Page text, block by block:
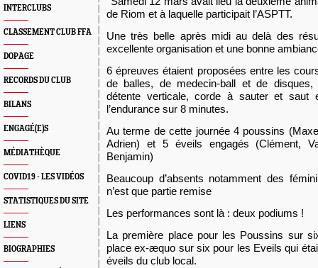
INTERCLUBS
CLASSEMENT CLUB FFA
DOPAGE
RECORDS DU CLUB
BILANS
ENGAGÉ(E)S
MÉDIATHÈQUE
COVID19 - LES VIDÉOS
STATISTIQUES DU SITE
LIENS
BIOGRAPHIES
de Riom et à laquelle participait l’ASPTT.
Une très belle après midi au delà des
excellente organisation et une bonne
6 épreuves étaient proposées entre les
de balles, de medecin-ball et de
détente verticale, corde à sauter et
l’endurance sur 8 minutes.
Au terme de cette journée 4 poussins
Adrien) et 5 éveils engagés (Clément,
Benjamin)
Beaucoup d’absents notamment des
n’est que partie remise
Les performances sont là : deux podiums !
La première place pour les Poussins sur
place ex-æquo sur six pour les Eveils qui
éveils du club local.